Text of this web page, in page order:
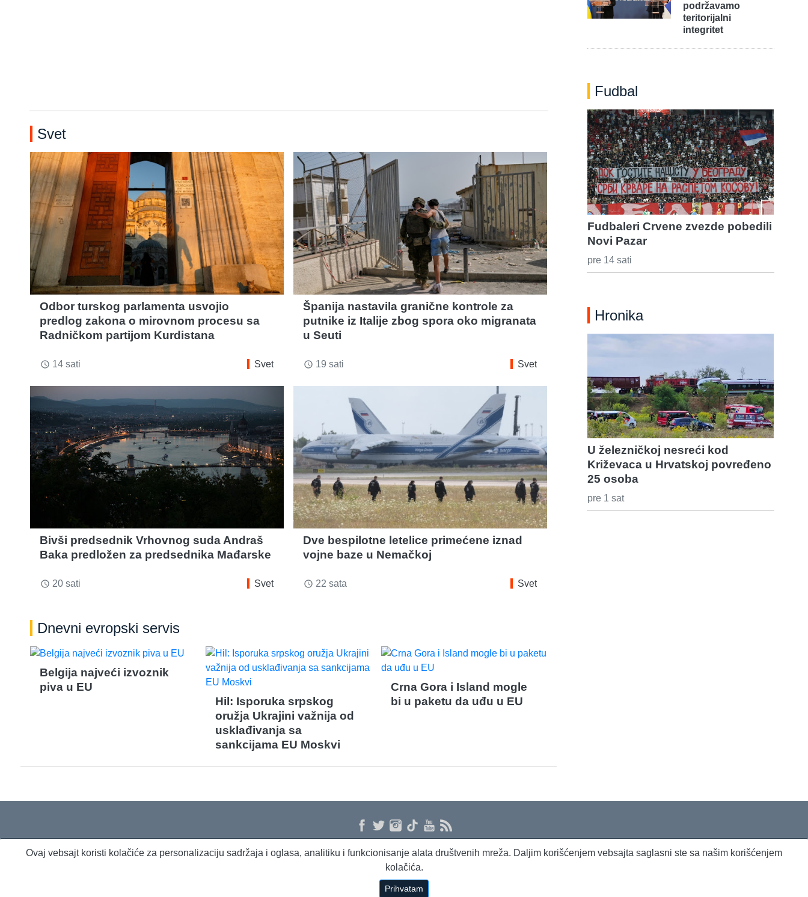
Svet
Odbor turskog parlamenta usvojio
predlog zakona o mirovnom procesu sa
Radničkom partijom Kurdistana
access_time 14 sati Svet
Španija nastavila granične kontrole za
putnike iz Italije zbog spora oko migranata
u Seuti
access_time 19 sati Svet
Bivši predsednik Vrhovnog suda Andraš
Baka predložen za predsednika Mađarske
access_time 20 sati Svet
Dve bespilotne letelice primećene iznad
vojne baze u Nemačkoj
access_time 22 sata Svet
Dnevni evropski servis
Belgija najveći izvoznik
piva u EU
Hil: Isporuka srpskog
oružja Ukrajini važnija od
usklađivanja sa
sankcijama EU Moskvi
Crna Gora i Island mogle
bi u paketu da uđu u EU
podržavamo
teritorijalni
integritet
Fudbal
Fudbaleri Crvene zvezde pobedili
Novi Pazar
pre 14 sati
Hronika
U železničkoj nesreći kod
Križevaca u Hrvatskoj povređeno
25 osoba
pre 1 sat
Ovaj vebsajt koristi kolačiće za personalizaciju sadržaja i oglasa, analitiku i funkcionisanje alata društvenih mreža. Daljim korišćenjem vebsajta saglasni ste sa našim korišćenjem
kolačića.
Prihvatam